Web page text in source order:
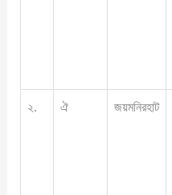
২. ঐ জয়মনিরহাট